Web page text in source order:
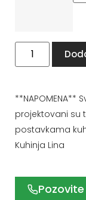
**NAPOMENA**
projektovani su
postavkama
Kuhinja Lina